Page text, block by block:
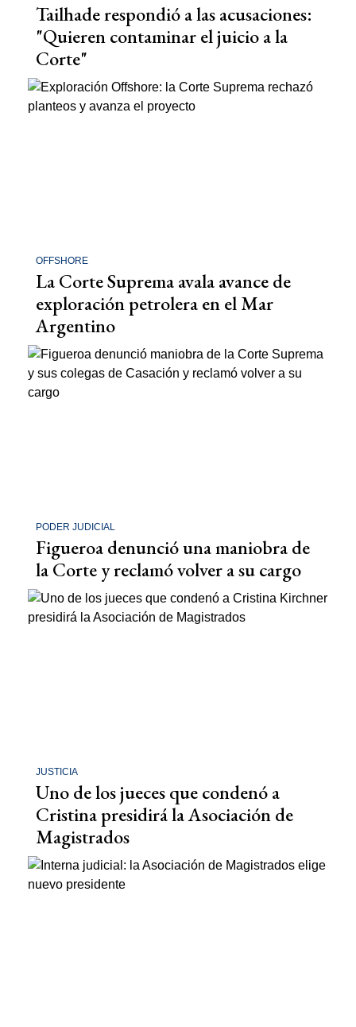
Tailhade respondió a las acusaciones:
"Quieren contaminar el juicio a la
Corte"
OFFSHORE
La Corte Suprema avala avance de
exploración petrolera en el Mar
Argentino
PODER JUDICIAL
Figueroa denunció una maniobra de
la Corte y reclamó volver a su cargo
JUSTICIA
Uno de los jueces que condenó a
Cristina presidirá la Asociación de
Magistrados